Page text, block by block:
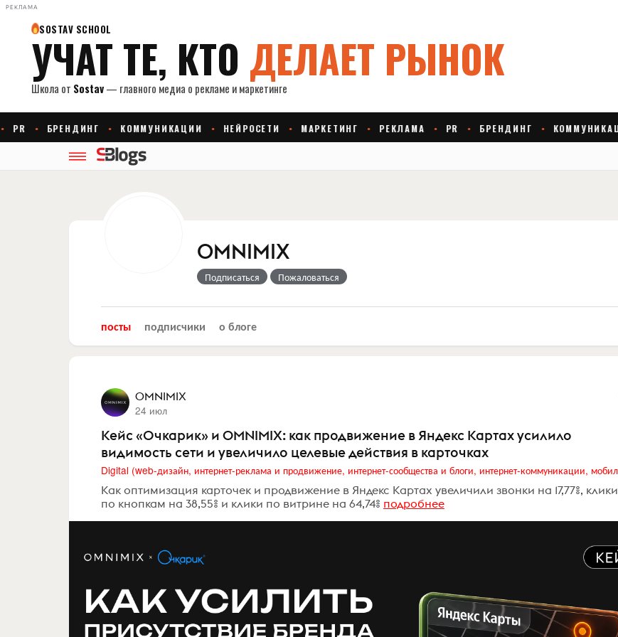
РЕКЛАМА
OMNIMIX
Подписаться Пожаловаться
посты подписчики о блоге
OMNIMIX
24 июл
Кейс «Очкарик» и OMNIMIX: как продвижение в Яндекс Картах усилило
видимость сети и увеличило целевые действия в карточках
Как оптимизация карточек и продвижение в Яндекс Картах увеличили звонки на 17,77%, клики
по кнопкам на 38,55% и клики по витрине на 64,74% подробнее